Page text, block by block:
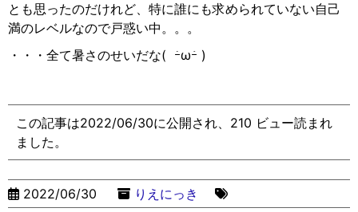
とも思ったのだけれど、特に誰にも求められていない自己
満のレベルなので戸惑い中。。。
・・・全て暑さのせいだな( ｰ̀ωｰ́ )
この記事は2022/06/30に公開され、210 ビュー読まれ
ました。
2022/06/30 りえにっき